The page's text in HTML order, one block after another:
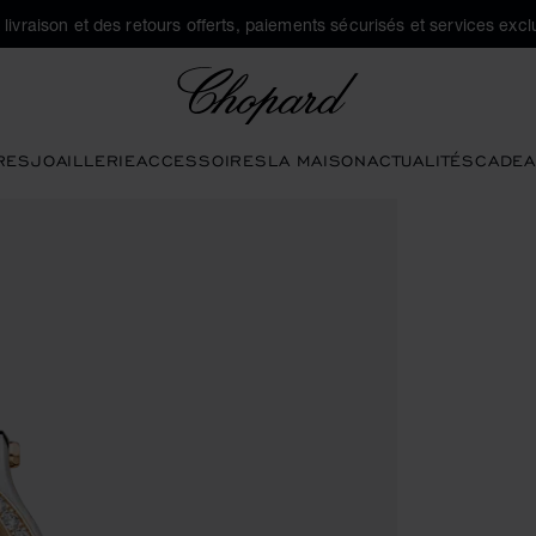
livraison et des retours offerts, paiements sécurisés et services
JOAILLERIEACCESSOIRESLA MAISONACTUALITÉS